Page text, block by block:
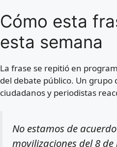
Cómo esta
esta semana
La frase se repitió en
del debate público. Un
ciudadanos y periodistas
No estamos de
movilizaciones del 8